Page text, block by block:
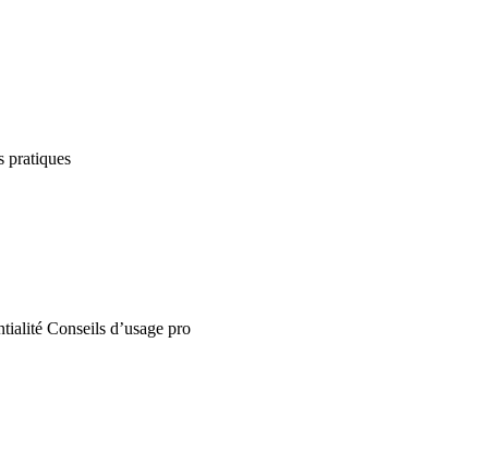
pratiques
Conseils d’usage pro